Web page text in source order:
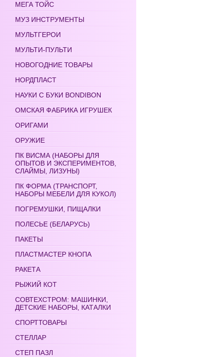
МЕГА ТОЙС
МУЗ ИНСТРУМЕНТЫ
МУЛЬТГЕРОИ
МУЛЬТИ-ПУЛЬТИ
НОВОГОДНИЕ ТОВАРЫ
НОРДПЛАСТ
НАУКИ С БУКИ BONDIBON
ОМСКАЯ ФАБРИКА ИГРУШЕК
ОРИГАМИ
ОРУЖИЕ
ПК ВИСМА (НАБОРЫ ДЛЯ
ОПЫТОВ И ЭКСПЕРИМЕНТОВ,
СЛАЙМЫ, ЛИЗУНЫ)
ПК ФОРМА (ТРАНСПОРТ,
НАБОРЫ МЕБЕЛИ ДЛЯ КУКОЛ)
ПОГРЕМУШКИ, ПИЩАЛКИ
ПОЛЕСЬЕ (БЕЛАРУСЬ)
ПАКЕТЫ
ПЛАСТМАСТЕР КНОПА
РАКЕТА
РЫЖИЙ КОТ
СОВТЕХСТРОМ: МАШИНКИ,
ДЕТСКИЕ НАБОРЫ, КАТАЛКИ
СПОРТТОВАРЫ
СТЕЛЛАР
СТЕП ПАЗЛ